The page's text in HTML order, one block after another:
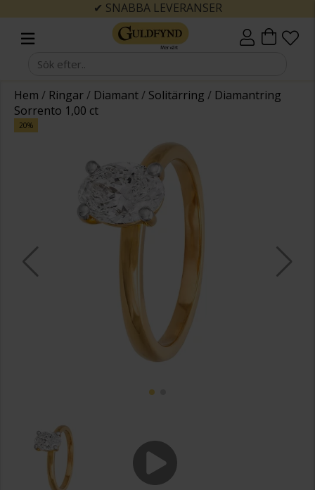
✔ SNABBA LEVERANSER
Hem / Ringar/ Diamant/ Solitärring / Diamantring
Sorrento 1,00 ct
20%